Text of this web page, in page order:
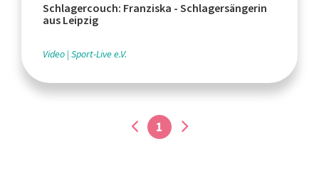
Schlagercouch: Franziska - Schlagersängerin
aus Leipzig
Video Sport-Live e.V.
1